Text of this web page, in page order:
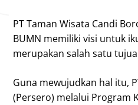
PT Taman Wisata Candi
BUMN memiliki visi untuk
merupakan salah satu
Guna mewujudkan hal itu,
(Persero) melalui Program